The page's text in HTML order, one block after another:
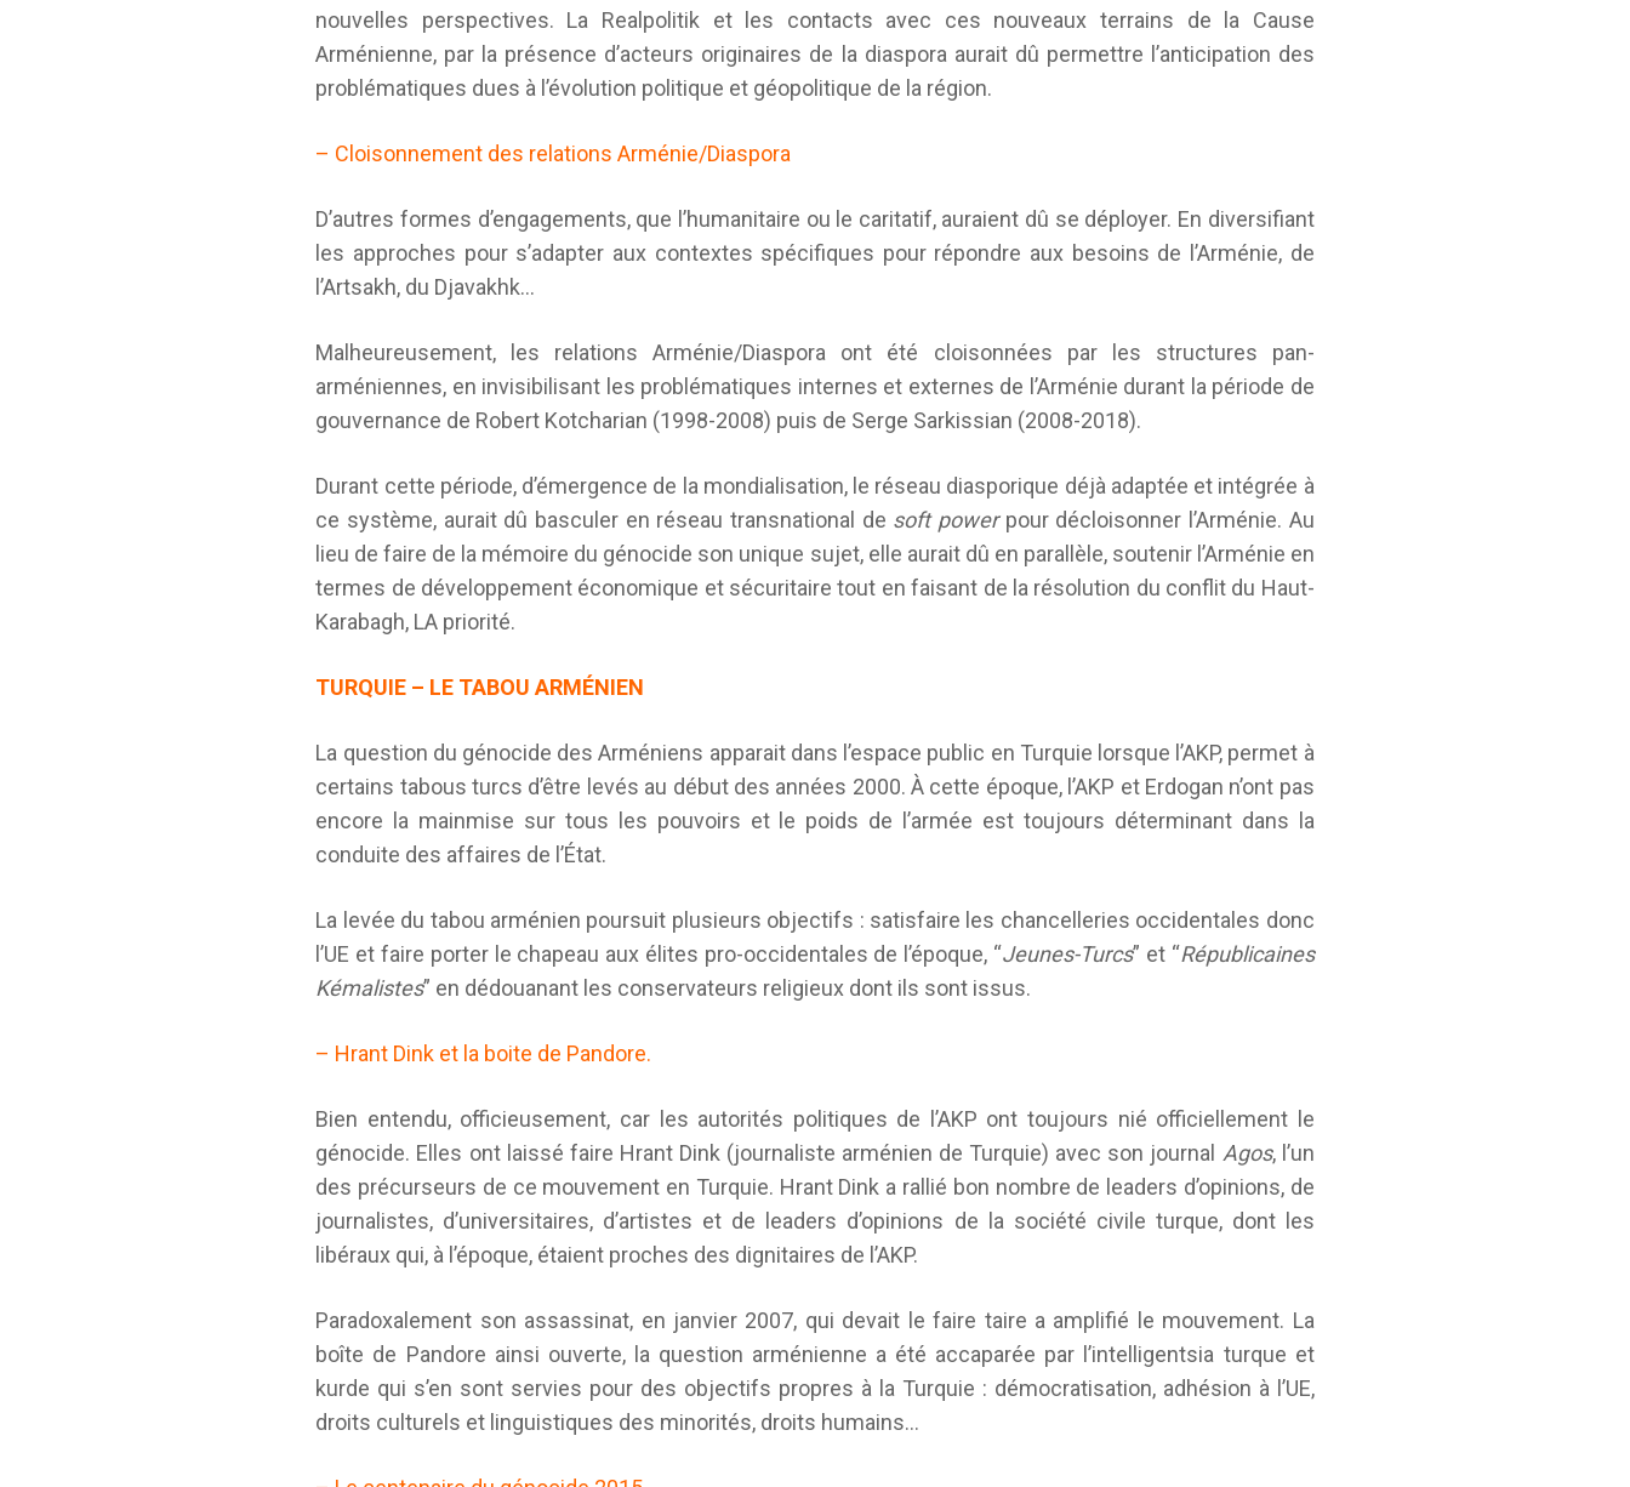
nouvelles perspectives. La Realpolitik et les contacts avec ces nouveaux terrains de la Cause
Arménienne, par la présence d’acteurs originaires de la diaspora aurait dû permettre l’anticipation des
problématiques dues à l’évolution politique et géopolitique de la région.
– Cloisonnement des relations Arménie/Diaspora
D’autres formes d’engagements, que l’humanitaire ou le caritatif, auraient dû se déployer. En diversifiant
les approches pour s’adapter aux contextes spécifiques pour répondre aux besoins de l’Arménie, de
l’Artsakh, du Djavakhk…
Malheureusement, les relations Arménie/Diaspora ont été cloisonnées par les structures pan-
arméniennes, en invisibilisant les problématiques internes et externes de l’Arménie durant la période de
gouvernance de Robert Kotcharian (1998-2008) puis de Serge Sarkissian (2008-2018).
Durant cette période, d’émergence de la mondialisation, le réseau diasporique déjà adaptée et intégrée à
ce système, aurait dû basculer en réseau transnational de soft power pour décloisonner l’Arménie. Au
lieu de faire de la mémoire du génocide son unique sujet, elle aurait dû en parallèle, soutenir l’Arménie en
termes de développement économique et sécuritaire tout en faisant de la résolution du conflit du Haut-
Karabagh, LA priorité.
TURQUIE – LE TABOU ARMÉNIEN
La question du génocide des Arméniens apparait dans l’espace public en Turquie lorsque l’AKP, permet à
certains tabous turcs d’être levés au début des années 2000.À cette époque, l’AKP et Erdogan n’ont pas
encore la mainmise sur tous les pouvoirs et le poids de l’armée est toujours déterminant dans la
conduite des affaires de l’État.
La levée du tabou arménien poursuit plusieurs objectifs : satisfaire les chancelleries occidentales donc
l’UE et faire porter le chapeau aux élites pro-occidentales de l’époque, “Jeunes-Turcs” et “Républicaines
Kémalistes” en dédouanant les conservateurs religieux dont ils sont issus.
– Hrant Dink et la boite de Pandore.
Bien entendu, officieusement, car les autorités politiques de l’AKP ont toujours nié officiellement le
génocide. Elles ont laissé faire Hrant Dink (journaliste arménien de Turquie) avec son journal Agos, l’un
des précurseurs de ce mouvement en Turquie. Hrant Dink a rallié bon nombre de leaders d’opinions, de
journalistes, d’universitaires, d’artistes et de leaders d’opinions de la société civile turque, dont les
libéraux qui, à l’époque, étaient proches des dignitaires de l’AKP.
Paradoxalement son assassinat, en janvier 2007, qui devait le faire taire a amplifié le mouvement. La
boîte de Pandore ainsi ouverte, la question arménienne a été accaparée par l’intelligentsia turque et
kurde qui s’en sont servies pour des objectifs propres à la Turquie : démocratisation, adhésion à l’UE,
droits culturels et linguistiques des minorités, droits humains…